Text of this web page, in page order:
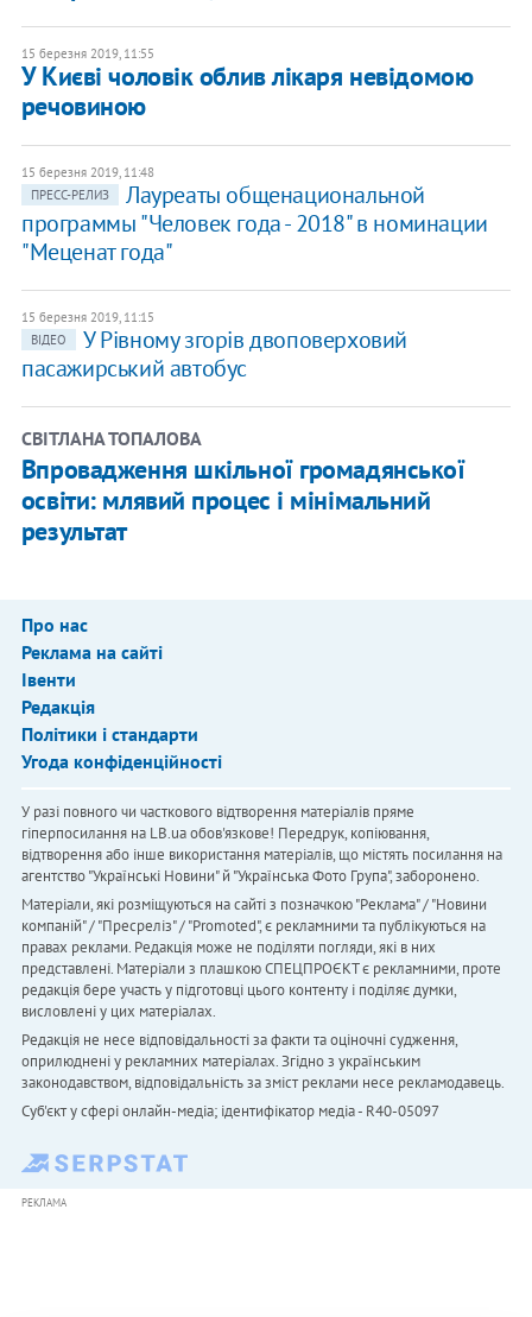
15 березня 2019, 11:55
У Києві чоловік облив лікаря невідомою
речовиною
15 березня 2019, 11:48
ПРЕСС-РЕЛИЗ
Лауреаты общенациональной
программы "Человек года - 2018" в номинации
"Меценат года"
15 березня 2019, 11:15
ВІДЕО
У Рівному згорів двоповерховий
пасажирський автобус
СВІТЛАНА ТОПАЛОВА
Впровадження шкільної громадянської
освіти: млявий процес і мінімальний
результат
Про нас
Реклама на сайті
Івенти
Редакція
Політики і стандарти
Угода конфіденційності
У разі повного чи часткового відтворення матеріалів пряме
гіперпосилання на LB.ua обов'язкове! Передрук, копіювання,
відтворення або інше використання матеріалів, що містять посилання на
агентство "Українськi Новини" й "Українська Фото Група", заборонено.
Матеріали, які розміщуються на сайті з позначкою "Реклама" / "Новини
компаній" / "Пресреліз" / "Promoted", є рекламними та публікуються на
правах реклами. Редакція може не поділяти погляди, які в них
представлені. Матеріали з плашкою СПЕЦПРОЄКТ є рекламними, проте
редакція бере участь у підготовці цього контенту і поділяє думки,
висловлені у цих матеріалах.
Редакція не несе відповідальності за факти та оціночні судження,
оприлюднені у рекламних матеріалах. Згідно з українським
законодавством, відповідальність за зміст реклами несе рекламодавець.
Cуб'єкт у сфері онлайн-медіа; ідентифікатор медіа - R40-05097
РЕКЛАМА